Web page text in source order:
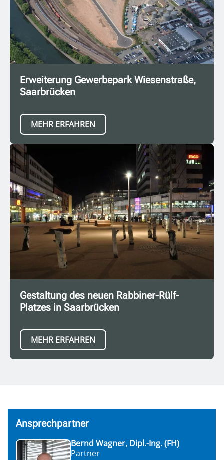
Erweiterung Gewerbepark Wiesenstraße,
Saarbrücken
MEHR ERFAHREN
Gestaltung des neuen Rabbiner-Rülf-
Platzes in Saarbrücken
MEHR ERFAHREN
Ansprechpartner
Bernd Wagner, Dipl.-Ing. (FH)
Partner